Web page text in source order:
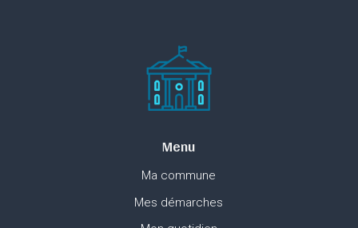
Menu
Ma commune
Mes démarches